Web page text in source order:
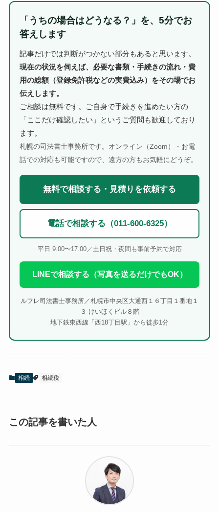
「うちの場合はどうなる？」を、5分でお
答えします
記事だけでは判断がつかない部分もあると思います。
現在の状況を伺えば、必要な書類・手続きの流れ・費
用の総額（登録免許税などの実費込み）をその場でお
伝えします。
ご相談は無料です。ご自身で手続きを進めたい方の
「ここだけ確認したい」というご質問も歓迎しており
ます。
札幌の司法書士事務所です。オンライン（Zoom）・お電
話での対応も可能ですので、遠方の方もお気軽にどうぞ。
無料で相談する・見積りを依頼する
電話で相談する（011-600-6325）
平日 9:00〜17:00／土日祝・夜間も事前予約で対応
LINEで相談する（写真を送るだけでもOK）
ルフレ司法書士事務所／札幌市中央区大通西１６丁目１番地１
３ けいほくビル８階
地下鉄東西線「西18丁目駅」から徒歩1分
相続 相続税
この記事を書いた人